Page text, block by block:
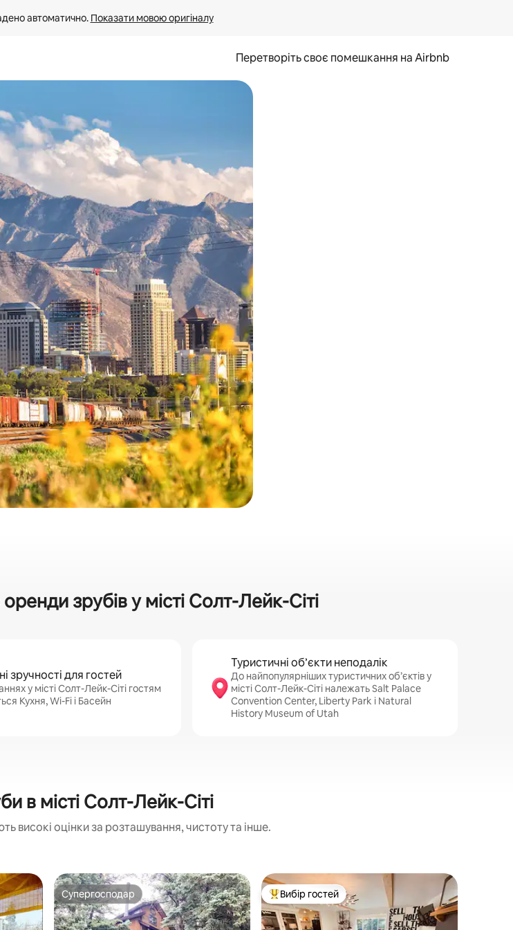
автоматично. Показати мовою оригіналу
Перетворіть своє помешкання на Airbnb
зі стрілками вгору та вниз або жести дотику та гортання.
зрубів у місті Солт-Лейк-Сіті
зручності для гостей
у місті Солт-Лейк-Сіті гостям
Кухня, Wi-Fi і Басейн
Туристичні об’єкти неподалік
До найпопулярніших туристичних об’єктів у
місті Солт-Лейк-Сіті належать Salt Palace
Convention Center, Liberty Park і Natural
History Museum of Utah
в місті Солт-Лейк-Сіті
високі оцінки за розташування, чистоту та інше.
Супергосподар
Супергосподар Топ вибір гостей
Вибір гостей